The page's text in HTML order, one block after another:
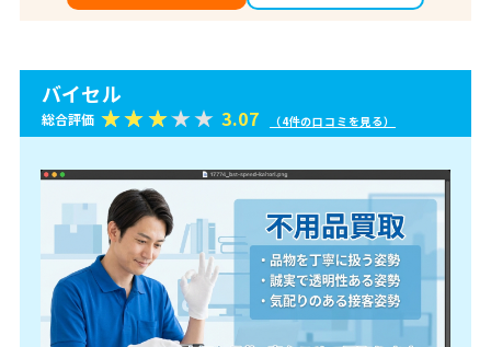
バイセル
総合評価 3.07 （4件の口コミを見る）